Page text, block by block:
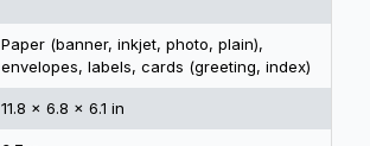
Paper (banner, inkjet, photo, plain),
envelopes, labels, cards (greeting, index)
11.8 x 6.8 x 6.1 in